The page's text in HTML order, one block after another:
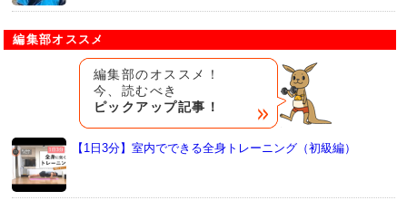
編集部オススメ
編集部のオススメ！
今、読むべき
ピックアップ記事！
【1日3分】室内でできる全身トレーニング（初級編）